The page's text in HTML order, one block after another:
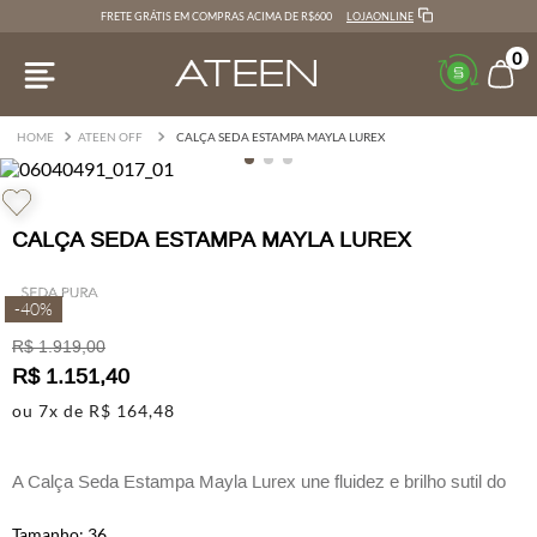
FRETE GRÁTIS EM COMPRAS ACIMA DE R$600 LOJAONLINE
0
ATEEN OFF CALÇA SEDA ESTAMPA MAYLA LUREX
CALÇA SEDA ESTAMPA MAYLA LUREX
-40%
R$ 1.919,00
R$ 1.151,40
ou 7x de R$ 164,48
A Calça Seda Estampa Mayla Lurex une fluidez e brilho sutil do